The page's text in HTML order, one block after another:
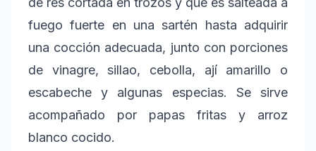
fuego fuerte en una sartén hasta adquirir
una cocción adecuada, junto con porciones
de vinagre, sillao, cebolla, ají amarillo o
escabeche y algunas especias. Se sirve
acompañado por papas fritas y arroz
blanco cocido.